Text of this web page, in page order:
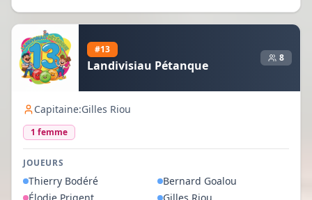
#13
Landivisiau Pétanque
8
Capitaine:Gilles Riou
1 femme
JOUEURS
Thierry Bodéré Bernard Goalou